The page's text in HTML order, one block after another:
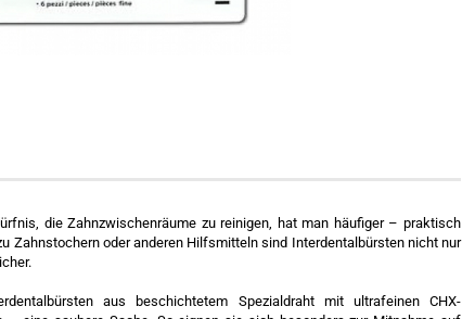
die Zahnzwischenräume zu reinigen, hat man häufiger – praktisch
Zahnstochern oder anderen Hilfsmitteln sind Interdentalbürsten nicht nur
aus beschichtetem Spezialdraht mit ultrafeinen CHX-